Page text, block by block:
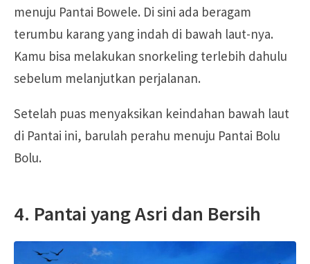
menuju Pantai Bowele. Di sini ada beragam
terumbu karang yang indah di bawah laut-nya.
Kamu bisa melakukan snorkeling terlebih dahulu
sebelum melanjutkan perjalanan.
Setelah puas menyaksikan keindahan bawah laut
di Pantai ini, barulah perahu menuju Pantai Bolu
Bolu.
4. Pantai yang Asri dan Bersih